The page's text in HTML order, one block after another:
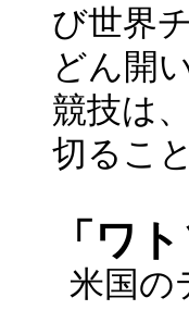
び世界
どん開
競技は
切るこ
「ワ
米国の